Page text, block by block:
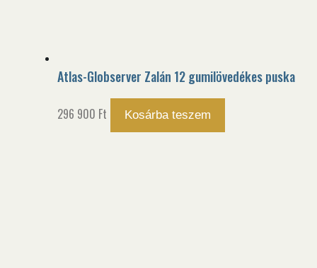
Atlas-Globserver Zalán 12 gumilövedékes puska
296 900 Ft Kosárba teszem